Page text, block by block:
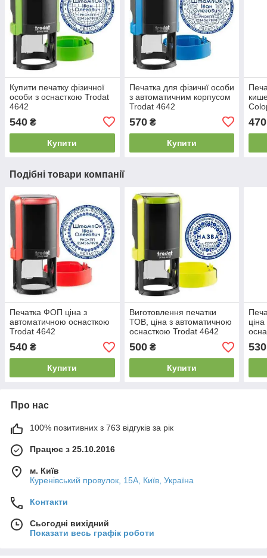
Купити печатку фізичної
особи з оснасткою Trodat
4642
540 ₴
Купити
Печатка для фізичнї особи
з автоматичним корпусом
Trodat 4642
570₴
Купити
470
Подібні товари компанії
Печатка ФОП ціна з
автоматичною оснасткою
Trodat 4642
540 ₴
Купити
Виготовлення печатки
ТОВ, ціна з автоматичною
оснасткою Trodat 4642
500₴
Купити
530
Про нас
100% позитивних з 763 відгуків за рік
Працює з 25.10.2016
м. Київ
Куренівський провулок, 15А, Київ, Україна
Контакти
Сьогодні вихідний
Показати весь графік роботи